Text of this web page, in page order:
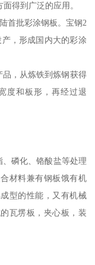
得到广泛的应用。
首批彩涂钢板。宝钢2
，形成国内大的彩涂
，从炼铁到炼钢获得
度和板形，再经过退
磷化、铬酸盐等处理
材料兼有钢板饿有机
型的性能，又有机械
瓦塄板，夹心板，装